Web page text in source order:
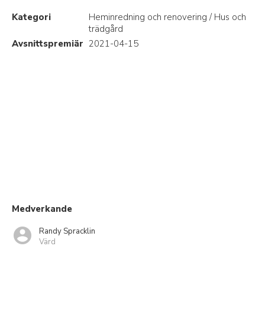
Kategori
Heminredning och renovering / Hus och
trädgård
Avsnittspremiär 2021-04-15
Medverkande
Randy Spracklin
Värd